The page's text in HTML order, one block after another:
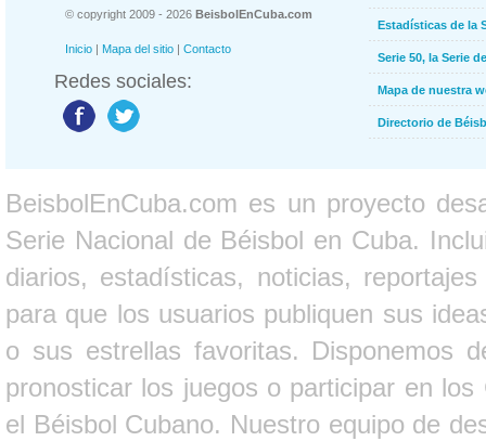
© copyright 2009 - 2026 BeisbolEnCuba.com
Inicio | Mapa del sitio | Contacto
Redes sociales:
Estadísticas de la
Serie 50, la Serie
Mapa de nuestra
Directorio de
BeisbolEnCuba.com es un proyecto
Serie Nacional de Béisbol en Cuba.
diarios, estadísticas, noticias,
para que los usuarios publiquen sus
o sus estrellas favoritas. Disponemos
pronosticar los juegos o participar en
el Béisbol Cubano. Nuestro equipo de